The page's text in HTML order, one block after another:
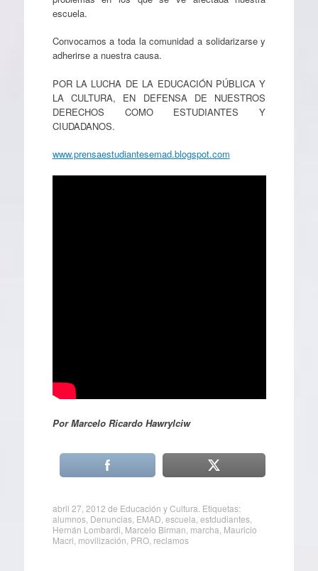
escuela.
Convocamos a toda la comunidad a solidarizarse y
adherirse a nuestra causa.
POR LA LUCHA DE LA EDUCACIÓN PÚBLICA Y
LA CULTURA, EN DEFENSA DE NUESTROS
DERECHOS COMO ESTUDIANTES Y
CIUDADANOS.
www.prensaestudiantesemad.blogspot.com
Por Marcelo Ricardo Hawrylciw
abril 27, 2012 de Educación y Cultura . Etiquetas:
alumnos, Denuncias, EMAD escuela estdudiantes,
Hernán Lombardi Marcelo Birman marcha Mauricio
Macri movilización PRO, reclamos